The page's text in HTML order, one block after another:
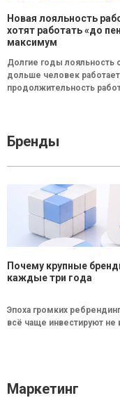
Новая лояльность
хотят работать «до
максимум
Долгие годы лояльность
дольше человек
продолжительность
Бренды
Почему крупные
каждые три года
Эпоха громких
всё чаще инвестируют
Маркетинг